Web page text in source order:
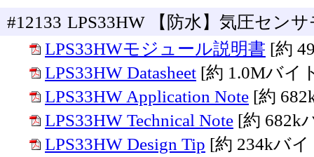
#12133 LPS33HW 【防水】気圧セン
LPS33HWモジュール説明書 [約
LPS33HW Datasheet [約 1.0Mバイ
LPS33HW Application Note [約
LPS33HW Technical Note [約 682k
LPS33HW Design Tip [約 234kバ